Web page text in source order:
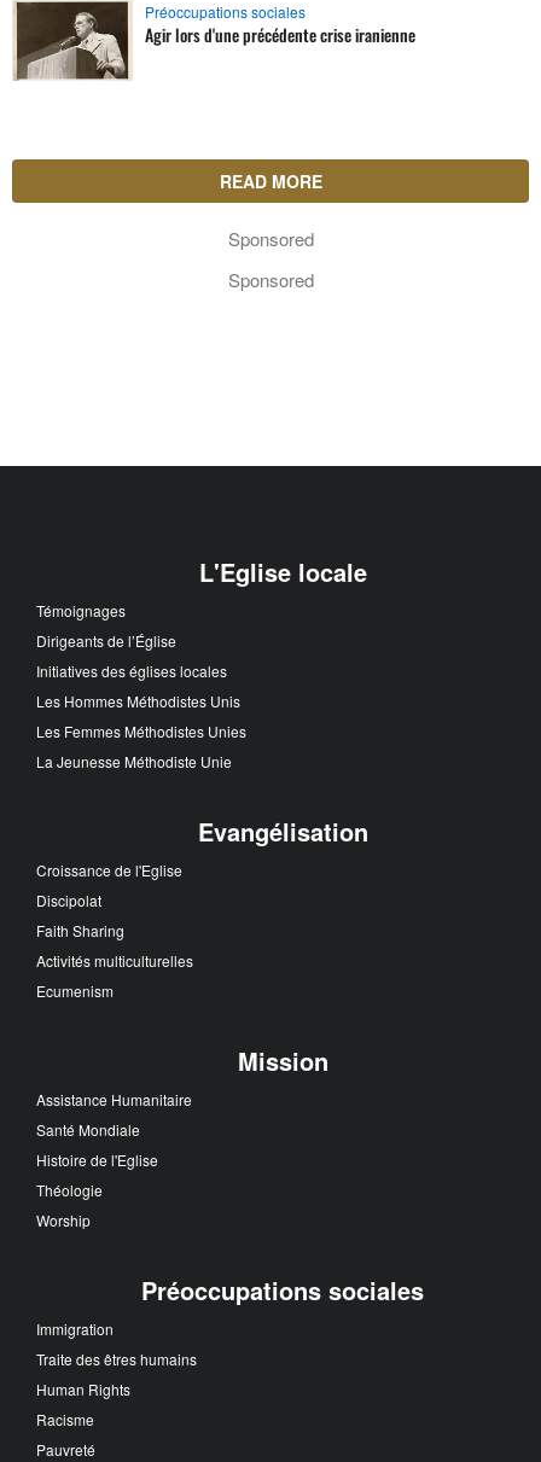
Préoccupations sociales
Agir lors d'une précédente crise iranienne
READ MORE
Sponsored
Sponsored
L'Eglise locale
Témoignages
Dirigeants de l’Église
Initiatives des églises locales
Les Hommes Méthodistes Unis
Les Femmes Méthodistes Unies
La Jeunesse Méthodiste Unie
Evangélisation
Croissance de l'Eglise
Discipolat
Faith Sharing
Activités multiculturelles
Ecumenism
Mission
Assistance Humanitaire
Santé Mondiale
Histoire de l'Eglise
Théologie
Worship
Préoccupations sociales
Immigration
Traite des êtres humains
Human Rights
Racisme
Pauvreté